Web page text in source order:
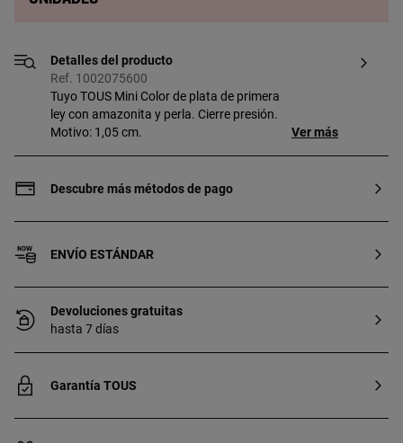
Detalles del producto
Ref. 1002075600
Tuyo TOUS Mini Color de plata de primera
ley con amazonita y perla. Cierre presión.
Motivo: 1,05 cm.
Ver más
Descubre más métodos de pago
ENVÍO ESTÁNDAR
Devoluciones gratuitas
hasta 7 días
Garantía TOUS